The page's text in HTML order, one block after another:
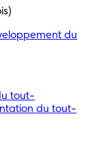
du
tout-
du tout-